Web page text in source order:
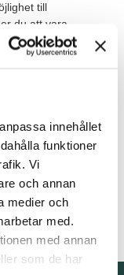
innehållet
funktioner
Vi
och annan
medier och
med.
med annan
som de har
till
du att vara
års
Goda kunskaper
är ett krav. För att
och avancerad
och
och som en